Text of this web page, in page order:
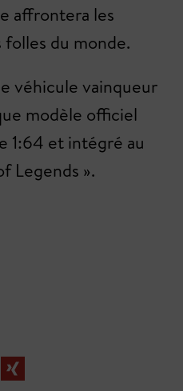
affrontera les
du monde.
véhicule vainqueur
modèle officiel
1:64 et intégré au
Legends ».